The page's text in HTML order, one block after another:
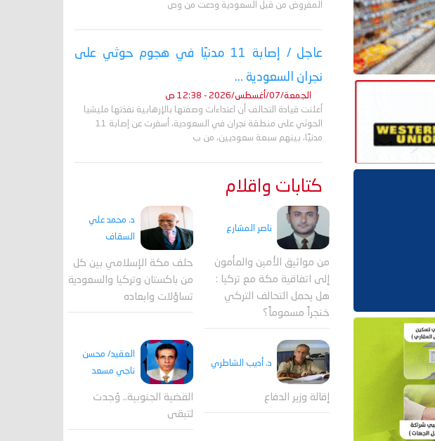
المفروض من قبل السعودية ودعت من وص
عاجل / إصابة 11 مدنيًا في هجوم حوثي على
نجران السعودية ...
الجمعة/07/أغسطس/2026 - 12:38 ص
أعلنت قيادة التحالف أن اعتداءات وصفتها بالإرهابية نفذتها مليشيا
الحوثي على منطقة نجران في السعودية، أسفرت عن إصابة 11
مدنيًا، بينهم سبعة سعوديين، من ب
كتابات واقلام
ناصر المشارع
من مواثيق الأمين والمأمون
إلى اتفاقية مكة مع تركيا :
هل يحمل التحالف التركي
خنجراً مسموماً؟
د. محمد علي
السقاف
حلف مكة الإسلامي بين كل
من باكستان وتركيا والسعودية
تساؤلات وابعاده
د. أديب الشاطري
إقالة وزير الدفاع
العقيد/ محسن
ناجي مسعد
القضية الجنوبية.. وُجدت
لتبقى